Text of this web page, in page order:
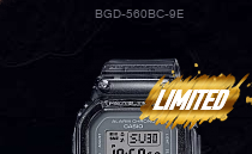
BGD-560BC-9E